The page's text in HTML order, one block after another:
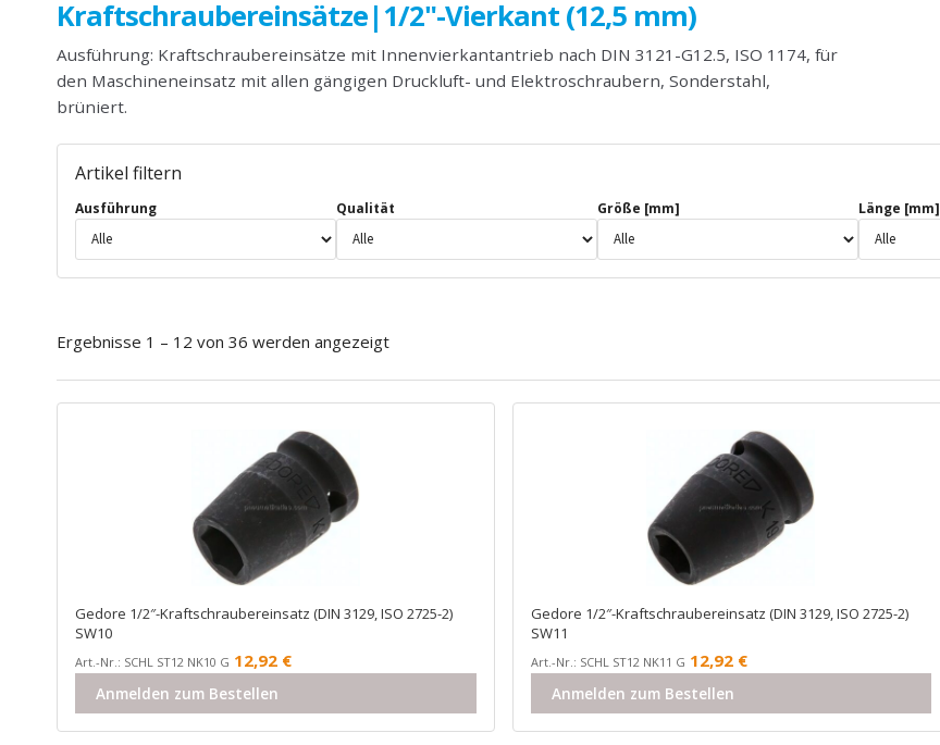
Kraftschraubereinsätze|1/2"-Vierkant (12,5 mm)
Ausführung: Kraftschraubereinsätze mit Innenvierkantantrieb nach DIN 3121-G12.5, ISO 1174, für
den Maschineneinsatz mit allen gängigen Druckluft- und Elektroschraubern, Sonderstahl,
brüniert.
Artikel filtern
Ausführung Qualität Größe [mm]
Länge [mm]
Ergebnisse 1 – 12 von 36 werden angezeigt
Gedore 1/2″-Kraftschraubereinsatz (DIN 3129, ISO 2725-2)
SW10
Art.-Nr.: SCHL ST12 NK10 G 12,92 €
Anmelden zum Bestellen
Gedore 1/2″-Kraftschraubereinsatz (DIN 3129, ISO 2725-2)
SW11
Art.-Nr.: SCHL ST12 NK11 G 12,92 €
Anmelden zum Bestellen